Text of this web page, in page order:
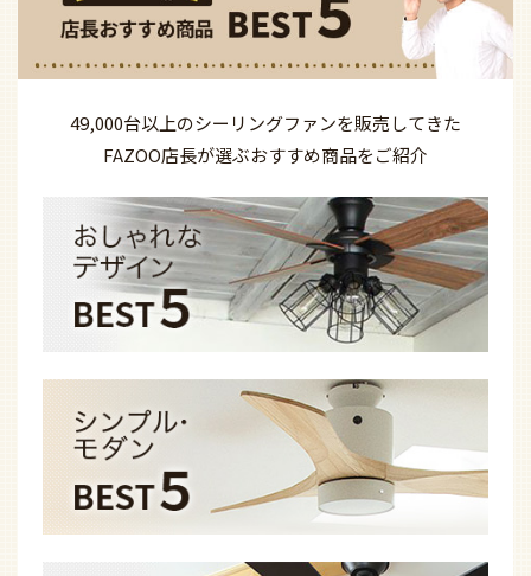
49,000台以上のシーリングファンを販売してきた
FAZOO店長が選ぶおすすめ商品をご紹介